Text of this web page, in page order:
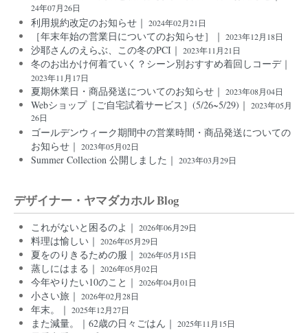
24年07月26日
利用規約改定のお知らせ｜ 2024年02月21日
［年末年始の営業日についてのお知らせ］｜ 2023年12月18日
沙耶さんのえらぶ、この冬のPCI｜ 2023年11月21日
冬のお出かけ何着ていく？シーン別おすすめ着回しコーデ｜
2023年11月17日
夏期休業日・商品発送についてのお知らせ｜ 2023年08月04日
Webショップ［ご自宅試着サービス］(5/26~5/29)｜ 2023年05月
26日
ゴールデンウィーク期間中の営業時間・商品発送についての
お知らせ｜ 2023年05月02日
Summer Collection 公開しました｜ 2023年03月29日
デザイナー・ヤマダカホル Blog
これがないと困るのよ｜ 2026年06月29日
料理は愉しい｜ 2026年05月29日
夏をのりきるための服｜ 2026年05月15日
蒸しにはまる｜ 2026年05月02日
今年やりたい10のこと｜ 2026年04月01日
小さい旅｜ 2026年02月28日
年末。｜ 2025年12月27日
また減量。｜62歳の日々ごはん｜ 2025年11月15日